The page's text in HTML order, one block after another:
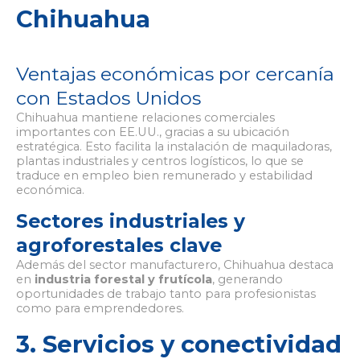
Chihuahua
Ventajas económicas por cercanía
con Estados Unidos
Chihuahua mantiene relaciones comerciales
importantes con EE.UU., gracias a su ubicación
estratégica. Esto facilita la instalación de maquiladoras,
plantas industriales y centros logísticos, lo que se
traduce en empleo bien remunerado y estabilidad
económica.
Sectores industriales y
agroforestales clave
Además del sector manufacturero, Chihuahua destaca
en industria forestal y frutícola, generando
oportunidades de trabajo tanto para profesionistas
como para emprendedores.
3. Servicios y conectividad